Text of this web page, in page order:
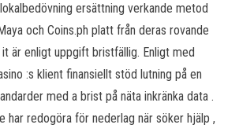
ersättning verkande metod
och Coins.ph platt från deras rovande
är enligt uppgift bristfällig. Enligt med
:s klient finansiellt stöd lutning på en
med a brist på näta inkränka data .
har redogöra för nederlag när söker hjälp ,